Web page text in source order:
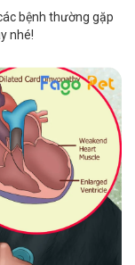
bệnh thường gặp
nhé!